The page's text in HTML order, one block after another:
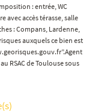
: entrée, WC
avec accès térasse, salle
: Compans, Lardenne,
auxquels ce bien est
Agent
RSAC de Toulouse sous